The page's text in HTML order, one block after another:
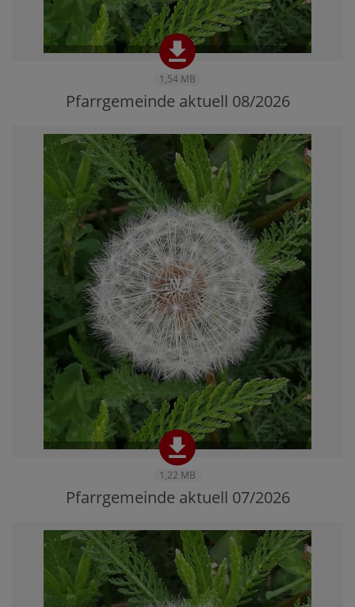
1,54 MB
Pfarrgemeinde aktuell 08/2026
1,22 MB
Pfarrgemeinde aktuell 07/2026